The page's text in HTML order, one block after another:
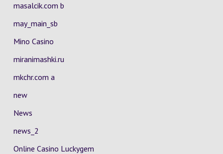
masalcik.com b
may_main_sb
Mino Casino
miranimashki.ru
mkchr.com a
new
News
news_2
Online Casino Luckygem